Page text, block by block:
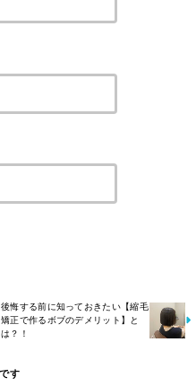
後悔する前に知っておきたい【縮毛
矯正で作るボブのデメリット】と
は？！